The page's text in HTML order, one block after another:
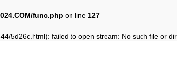
func.php on line 127
5d26c.html): failed to open stream: No such file or